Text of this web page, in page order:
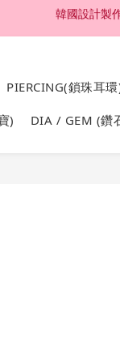
PIERCING(鎖珠耳
) DIA / GEM (鑽